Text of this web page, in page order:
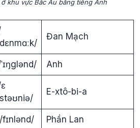
khu vực Bắc Âu bằng tiếng Anh
Đan Mạch
Anh
E-xtô-bi-a
fɪnlənd/ Phần Lan